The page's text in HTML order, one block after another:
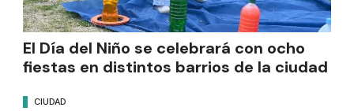
El Día del Niño se celebrará con ocho
fiestas en distintos barrios de la ciudad
CIUDAD